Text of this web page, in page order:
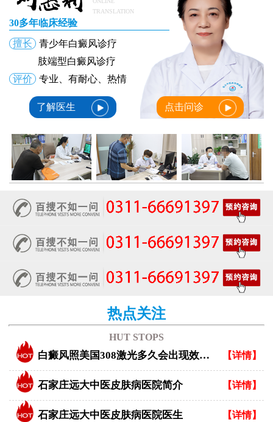
TRANSLATION
30多年临床经验
擅长
青少年白癜风诊疗
肢端型白癜风诊疗
评价
专业、有耐心、热情
了解医生 点击问诊
热点关注
HUT STOPS
白癜风照美国308激光多久会出现效果？ 【详情】
石家庄远大中医皮肤病医院简介 【详情】
石家庄远大中医皮肤病医院医生 【详情】